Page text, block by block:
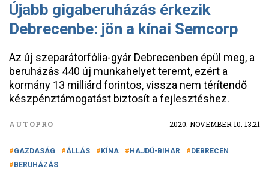
Újabb gigaberuházás érkezik
Debrecenbe: jön a kínai Semcorp
Az új szeparátorfólia-gyár Debrecenben épül meg, a
beruházás 440 új munkahelyet teremt, ezért a
kormány 13 milliárd forintos, vissza nem térítendő
készpénztámogatást biztosít a fejlesztéshez.
AUTOPRO 2020. NOVEMBER 10. 13:21
GAZDASÁG ÁLLÁS KÍNA HAJDÚ-BIHAR
DEBRECEN
BERUHÁZÁS